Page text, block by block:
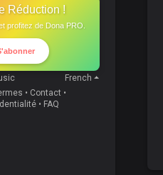
Réduction !
profitez de Dona PRO.
French
• Contact •
• FAQ